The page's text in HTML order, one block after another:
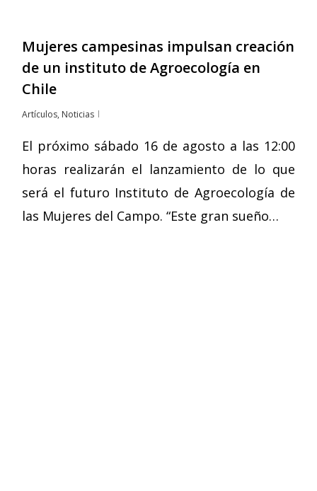
Mujeres campesinas impulsan creación
de un instituto de Agroecología en
Chile
Artículos, Noticias
El próximo sábado 16 de agosto a las 12:00
horas realizarán el lanzamiento de lo que
será el futuro Instituto de Agroecología de
las Mujeres del Campo. “Este gran sueño…